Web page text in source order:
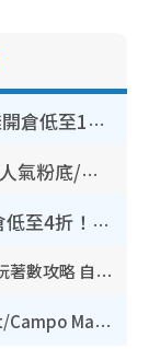
開倉優惠 | 尖沙咀海港城名牌波鞋開倉低至1折！On鞋$899起／Joy&Peace鞋履$98起
CHANEL美妝限時減價低至3折！人氣粉底/唇膏/精華液低至$275！COCO香水都有平
開倉優惠｜尖沙咀名牌行李箱開倉低至4折！一連5日 American Tourister/ace./Hallmark $200起！
【8月生日優惠2026】全港85大食買玩著數攻略 自助餐/火鍋放題同行免費＋誠品/DONKI送現金券
開倉優惠｜銅鑼灣時代廣場Doughnut/Campo Marzio開倉低至1折！背囊、書包、手袋劈價$200起